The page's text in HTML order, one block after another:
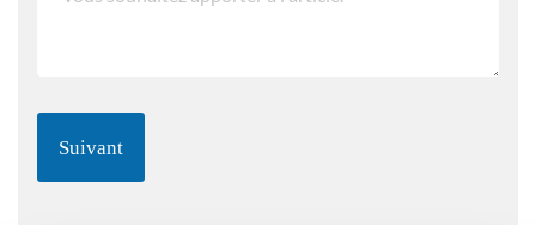
Suivant